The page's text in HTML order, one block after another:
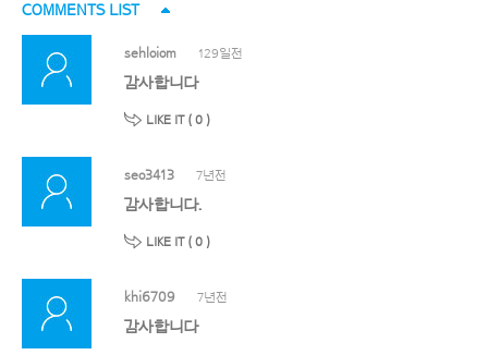
COMMENTS LIST
sehloiom 129일전
감사합니다
LIKE IT ( 0 )
seo3413 7년전
감사합니다.
LIKE IT ( 0 )
khi6709 7년전
감사합니다